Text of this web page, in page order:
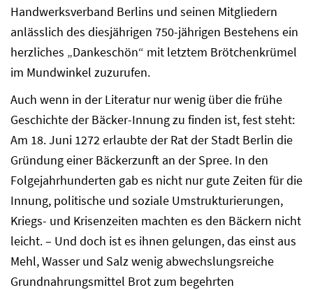
Handwerksverband Berlins und seinen Mitgliedern
anlässlich des diesjährigen 750-jährigen Bestehens ein
herzliches „Dankeschön“ mit letztem Brötchenkrümel
im Mundwinkel zuzurufen.
Auch wenn in der Literatur nur wenig über die frühe
Geschichte der Bäcker-Innung zu finden ist, fest steht:
Am 18. Juni 1272 erlaubte der Rat der Stadt Berlin die
Gründung einer Bäckerzunft an der Spree. In den
Folgejahrhunderten gab es nicht nur gute Zeiten für die
Innung, politische und soziale Umstrukturierungen,
Kriegs- und Krisenzeiten machten es den Bäckern nicht
leicht. – Und doch ist es ihnen gelungen, das einst aus
Mehl, Wasser und Salz wenig abwechslungsreiche
Grundnahrungsmittel Brot zum begehrten